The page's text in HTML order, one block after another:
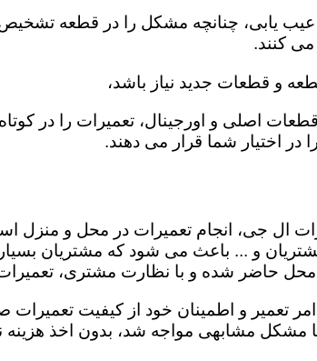
یابی، چنانچه مشکل را در قطعه تشخیص
می کنند.
و قطعات جدید نیاز باشد،
اصلی و اورجینال، تعمیرات را در
در اختیار شما قرار می دهند.
ال جی، انجام تعمیرات در محل و
و ... باعث می شود که مشتریان
حاضر شده و با نظارت مشتری، تعمیرات
تعمیر و اطمینان خود از کیفیت
با مشکل مشابهی مواجه شد، بدون اخذ